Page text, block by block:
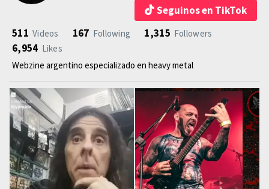
Seguinos en TikTok
511 Videos 167 Following 1,315 Followers
6,954 Likes
Webzine argentino especializado en heavy metal